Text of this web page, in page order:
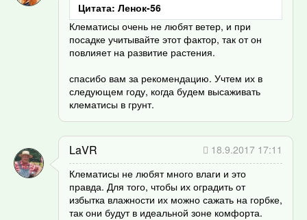
Цитата: Ленок-56
Клематисы очень не любят ветер, и при
посадке учитывайте этот фактор, так от он
повлияет на развитие растения.
спасибо вам за рекомендацию. Учтем их в
следующем году, когда будем высаживать
клематисы в грунт.
LaVR
18.9.2017 17:11
Клематисы не любят много влаги и это
правда. Для того, чтобы их оградить от
избытка влажности их можно сажать на горбке,
так они будут в идеальной зоне комфорта.